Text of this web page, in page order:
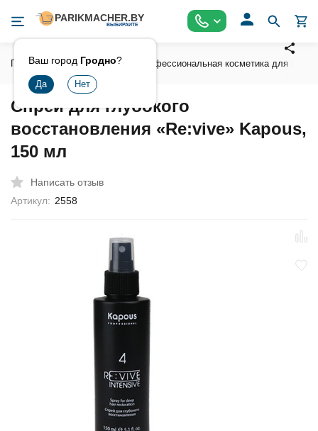
Ваш город Гродно?
Главная Косметика Профессиональная косметика для волос
Спрей для глубокого
восстановления «Re:vive» Kapous,
150 мл
Написать отзыв
Артикул: 2558